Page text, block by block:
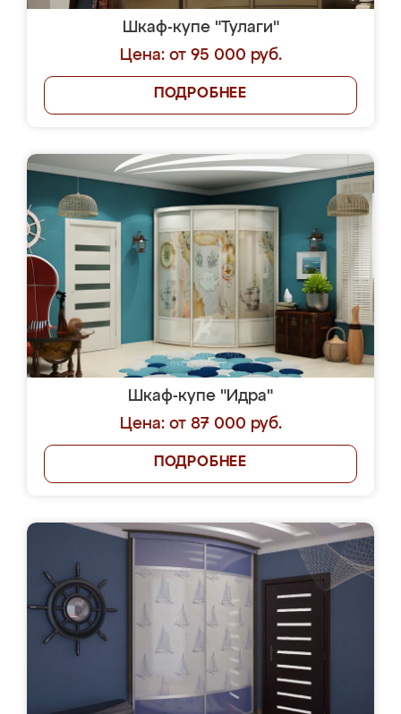
Шкаф-купе "Тулаги"
Цена: от 95 000 руб.
ПОДРОБНЕЕ
Шкаф-купе "Идра"
Цена: от 87 000 руб.
ПОДРОБНЕЕ